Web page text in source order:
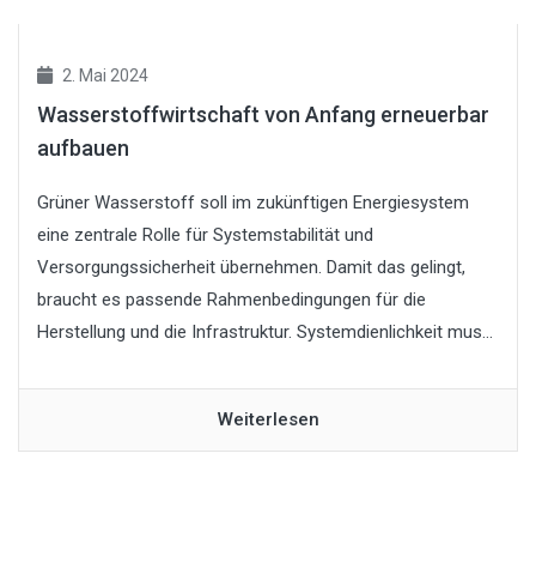
2. Mai 2024
Wasserstoffwirtschaft von Anfang erneuerbar
aufbauen
Grüner Wasserstoff soll im zukünftigen Energiesystem
eine zentrale Rolle für Systemstabilität und
Versorgungssicherheit übernehmen. Damit das gelingt,
braucht es passende Rahmenbedingungen für die
Herstellung und die Infrastruktur. Systemdienlichkeit mus...
Weiterlesen